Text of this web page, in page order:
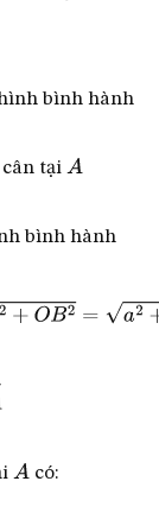
bình hành
cân tạiA
bình hành
= a2+a =a 2
A có: